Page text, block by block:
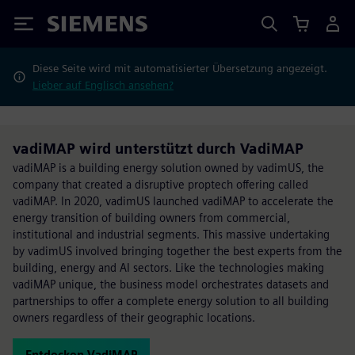
Siemens
Diese Seite wird mit automatisierter Übersetzung angezeigt.
Lieber auf Englisch ansehen?
vadiMAP wird unterstützt durch VadiMAP
vadiMAP is a building energy solution owned by vadimUS, the
company that created a disruptive proptech offering called
vadiMAP. In 2020, vadimUS launched vadiMAP to accelerate the
energy transition of building owners from commercial,
institutional and industrial segments. This massive undertaking
by vadimUS involved bringing together the best experts from the
building, energy and AI sectors. Like the technologies making
vadiMAP unique, the business model orchestrates datasets and
partnerships to offer a complete energy solution to all building
owners regardless of their geographic locations.